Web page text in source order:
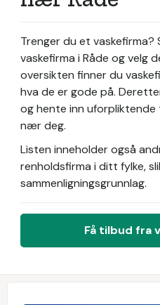
Trenger du et vaskefirma?
vaskefirma i Råde og velg
oversikten finner du
hva de er gode på.
og hente inn uforpliktende
nær deg.
Listen inneholder også
renholdsfirma i ditt fylke,
sammenligningsgrunnlag.
Få tilbud fra